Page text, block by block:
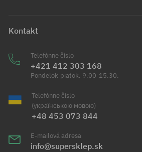
Kontakt
Telefónne číslo
+421 412 303 168
Pondelok-piatok, 9.00-15.30.
Telefónne číslo
(українською мовою)
+48 453 073 844
E-mailová adresa
info@supersklep.sk